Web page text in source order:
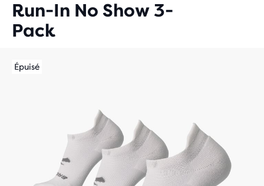
Run-In No Show 3-
Pack
Épuisé